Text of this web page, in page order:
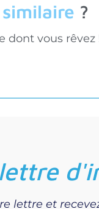
similaire ?
dont vous rêvez
lettre et